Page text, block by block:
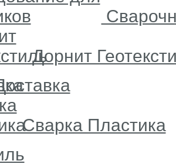
Дорнит
Сварка Пластика